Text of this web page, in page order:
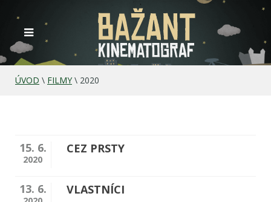
ÚVOD \ FILMY \ 2020
15. 6.
2020
CEZ PRSTY
13. 6. VLASTNÍCI